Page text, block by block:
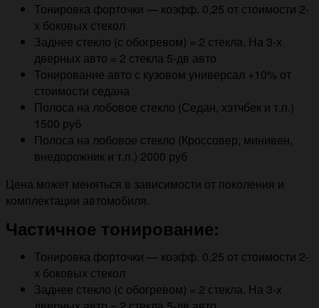
Тонировка форточки — коэфф. 0,25 от стоимости 2-
х боковых стекол
Заднее стекло (с обогревом) = 2 стекла. На 3-х
дверных авто = 2 стекла 5-дв авто
Тонирование авто с кузовом универсал +10% от
стоимости седана
Полоса на лобовое стекло (Седан, хэтчбек и т.п.)
1500 руб
Полоса на лобовое стекло (Кроссовер, минивен,
внедорожник и т.п.) 2000 руб
Цена может меняться в зависимости от поколения и
комплектации автомобиля.
Частичное тонирование:
Тонировка форточки — коэфф. 0,25 от стоимости 2-
х боковых стекол
Заднее стекло (с обогревом) = 2 стекла. На 3-х